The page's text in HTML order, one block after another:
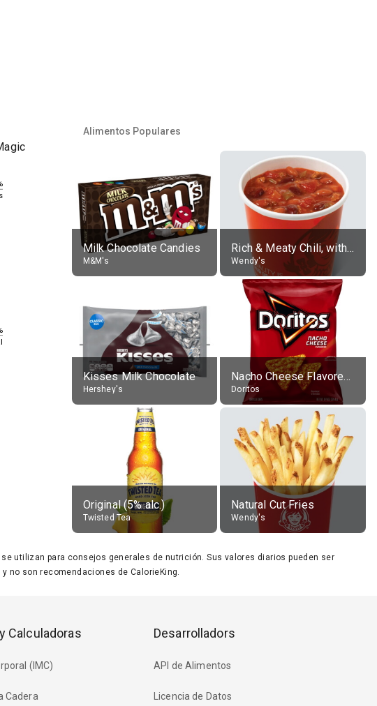
Alimentos Populares
Milk Chocolate Candies
M&M's
Rich & Meaty Chili, without toppings, large
Wendy's
Kisses Milk Chocolate
Hershey's
Nacho Cheese Flavored Tortilla Chips
Doritos
Original (5% alc.)
Twisted Tea
Natural Cut Fries
Wendy's
utilizan para consejos generales de nutrición. Sus valores diarios pueden ser
no son recomendaciones de CalorieKing.
Calculadoras
(IMC)
Cadera
Desarrolladors
API de Alimentos
Licencia de Datos